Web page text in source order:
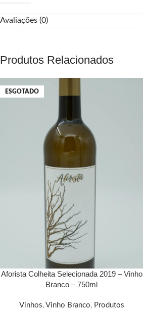
Avaliações (0)
Produtos Relacionados
ESGOTADO
Aforista Colheita Selecionada 2019 – Vinho
Branco – 750ml
Vinhos, Vinho Branco, Produtos